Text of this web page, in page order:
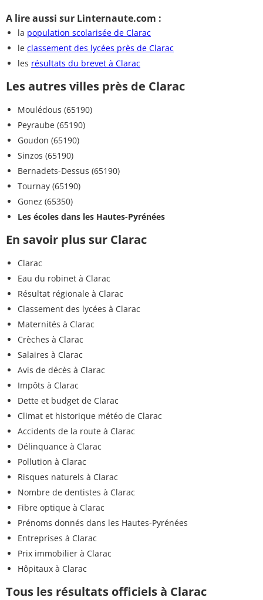
A lire aussi sur Linternaute.com :
la population scolarisée de Clarac
le classement des lycées près de Clarac
les résultats du brevet à Clarac
Les autres villes près de Clarac
Moulédous (65190)
Peyraube (65190)
Goudon (65190)
Sinzos (65190)
Bernadets-Dessus (65190)
Tournay (65190)
Gonez (65350)
Les écoles dans les Hautes-Pyrénées
En savoir plus sur Clarac
Clarac
Eau du robinet à Clarac
Résultat régionale à Clarac
Classement des lycées à Clarac
Maternités à Clarac
Crèches à Clarac
Salaires à Clarac
Avis de décès à Clarac
Impôts à Clarac
Dette et budget de Clarac
Climat et historique météo de Clarac
Accidents de la route à Clarac
Délinquance à Clarac
Pollution à Clarac
Risques naturels à Clarac
Nombre de dentistes à Clarac
Fibre optique à Clarac
Prénoms donnés dans les Hautes-Pyrénées
Entreprises à Clarac
Prix immobilier à Clarac
Hôpitaux à Clarac
Tous les résultats officiels à Clarac